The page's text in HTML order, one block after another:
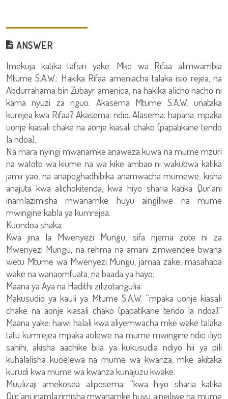
ANSWER
Imekuja katika tafsiri yake: Mke wa Rifaa alimwambia
Mtume S.A.W.: Hakika Rifaa ameniacha talaka isio rejea, na
Abdurrahama bin Zubayr amenioa, na hakika alicho nacho ni
kama nyuzi za nguo. Akasema Mtume S.A.W. unataka
kurejea kwa Rifaa? Akasema: ndio. Alasema: hapana, mpaka
uonje kiasali chake na aonje kiasali chako (papatikane tendo
la ndoa).
Na mara nyingi mwanamke anaweza kuwa na mume mzuri
na watoto wa kiume na wa kike ambao ni wakubwa katika
jamii yao, na anapoghadhibika anamwacha mumewe, kisha
anajuta kwa alichokitenda, kwa hiyo sharia katika Qur`ani
inamlazimisha mwanamke huyu aingiliwe na mume
mwingine kabla ya kumrejea.
Kuondoa shaka;
Kwa jina la Mwenyezi Mungu, sifa njema zote ni za
Mwenyezi Mungu, na rehma na amani zimwendee bwana
wetu Mtume wa Mwenyezi Mungu, jamaa zake, masahaba
wake na wanaomfuata, na baada ya hayo:
Maana ya Aya na Hadithi zilizotangulia:
Makusudio ya kauli ya Mtume S.A.W. “mpaka uonje kiasali
chake na aonje kiasali chako (papatikane tendo la ndoa).”
Maana yake: haiwi halali kwa aliyemwacha mke wake talaka
tatu kumrejea mpaka aolewe na mume mwingine ndio iliyo
sahihi, akisha aachike bila ya kukusudia ndiyo hii ya pili
kuhalalisha kuoelewa na mume wa kwanza, mke akitaka
kurudi kwa mume wa kwanza kunajuzu kwake.
Muulizaji amekosea aliposema: “kwa hiyo sharia katika
Qur`ani inamlazimisha mwanamke huyu aingiliwe na mume